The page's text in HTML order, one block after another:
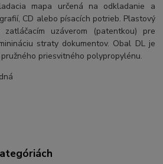
mapa určená na odkladanie a
CD alebo písacích potrieb. Plastový
uzáverom (patentkou) pre
straty dokumentov. Obal DL je
priesvitného polypropylénu.